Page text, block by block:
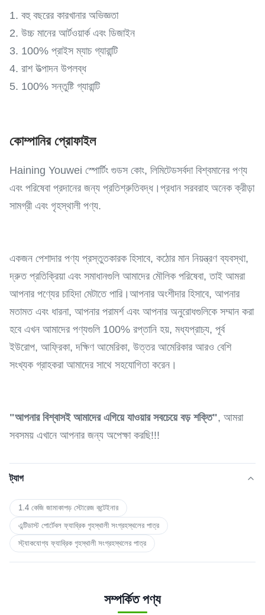
1. বহু বছরের কারখানার অভিজ্ঞতা
2. উচ্চ মানের আর্টওয়ার্ক এবং ডিজাইন
3. 100% প্রাইস ম্যাচ গ্যারান্টি
4. রাশ উত্পাদন উপলব্ধ
5. 100% সন্তুষ্টি গ্যারান্টি
কোম্পানির প্রোফাইল
Haining Youwei স্পোর্টিং গুডস কোং, লিমিটেডসর্বদা বিশ্বমানের পণ্য
এবং পরিষেবা প্রদানের জন্য প্রতিশ্রুতিবদ্ধ।প্রধান সরবরাহ অনেক ক্রীড়া
সামগ্রী এবং গৃহস্থালী পণ্য.
একজন পেশাদার পণ্য প্রস্তুতকারক হিসাবে, কঠোর মান নিয়ন্ত্রণ ব্যবস্থা,
দ্রুত প্রতিক্রিয়া এবং সমাধানগুলি আমাদের মৌলিক পরিষেবা, তাই আমরা
আপনার পণ্যের চাহিদা মেটাতে পারি।আপনার অংশীদার হিসাবে, আপনার
মতামত এবং ধারনা, আপনার পরামর্শ এবং আপনার অনুরোধগুলিকে সম্মান করা
হবে এখন আমাদের পণ্যগুলি 100% রপ্তানি হয়, মধ্যপ্রাচ্য, পূর্ব
ইউরোপ, আফ্রিকা, দক্ষিণ আমেরিকা, উত্তর আমেরিকার আরও বেশি
সংখ্যক গ্রাহকরা আমাদের সাথে সহযোগিতা করেন।
"আপনার বিশ্বাসই আমাদের এগিয়ে যাওয়ার সবচেয়ে বড় শক্তি", আমরা
সবসময় এখানে আপনার জন্য অপেক্ষা করছি!!!
ট্যাগ
1.4 কেজি জামাকাপড় স্টোরেজ কন্টেইনার
এন্টিডাস্ট পোর্টেবল ফ্যাব্রিক গৃহস্থালী সংগ্রহস্থলের পাত্র
স্ট্যাকযোগ্য ফ্যাব্রিক গৃহস্থালী সংগ্রহস্থলের পাত্র
সম্পর্কিত পণ্য